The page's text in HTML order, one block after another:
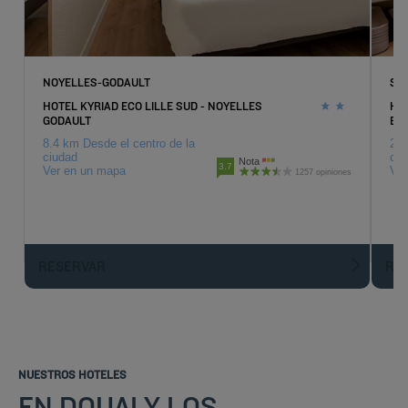
NOYELLES-GODAULT
HOTEL KYRIAD ECO LILLE SUD - NOYELLES
GODAULT
8.4 km Desde el centro de la
ciudad
Ver en un mapa
3.7 Nota
1257 opiniones
NUESTROS HOTELES